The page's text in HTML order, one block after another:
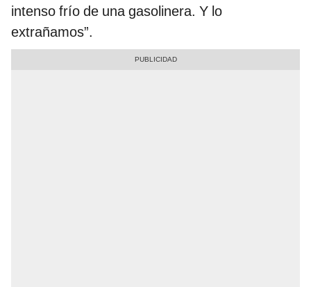
intenso frío de una gasolinera. Y lo
extrañamos”.